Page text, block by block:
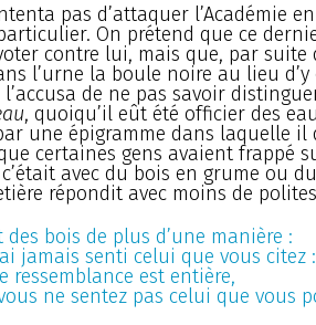
pas d’attaquer l’Académie
On prétend que ce
contre lui, mais que, par suite
l’urne la boule noire au lieu d’y
l’accusa de ne pas savoir
, quoiqu’il eût été officier des
une épigramme dans laquelle il
certaines gens avaient frappé
avec du bois en grume ou
répondit avec moins de
des bois de plus d’une manière :
jamais senti celui que vous citez :
ressemblance est entière,
ne sentez pas celui que vous